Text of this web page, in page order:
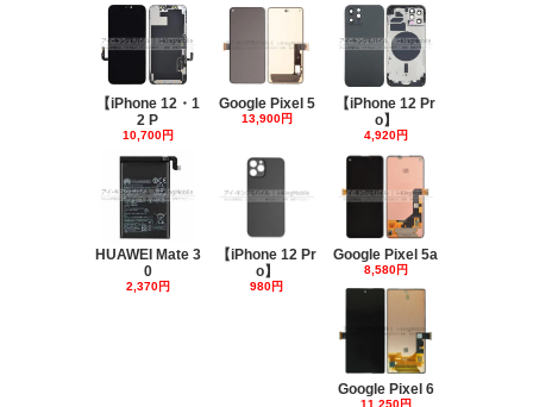
【iPhone 12・1
2 P
10,700円
Google Pixel 5
13,900円
【iPhone 12 Pr
o】
4,920円
HUAWEI Mate 3
0
2,370円
【iPhone 12 Pr
o】
980円
Google Pixel 5a
8,580円
Google Pixel 6
11,250円